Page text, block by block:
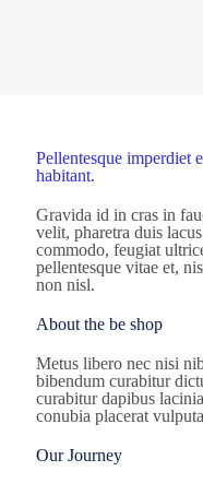
Pellentesque imperdiet
habitant.
Gravida id in cras in
velit, pharetra duis
commodo, feugiat
pellentesque vitae et,
non nisl.
About the be shop
Metus libero nec nisi
bibendum curabitur
curabitur dapibus
conubia placerat
Our Journey